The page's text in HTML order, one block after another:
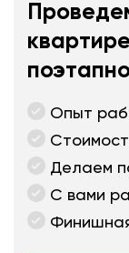
Опыт
Делаем
С вами